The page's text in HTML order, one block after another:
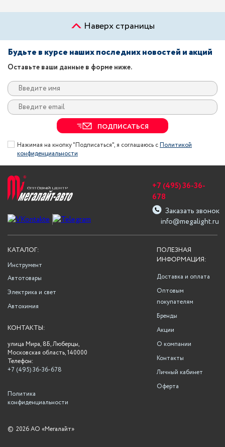
Наверх страницы
Будьте в курсе наших последних новостей и акций
Оставьте ваши данные в форме ниже.
ПОДПИСАТЬСЯ
Нажимая на кнопку "Подписаться", я соглашаюсь сПолитикой
конфиденциальности
info@megalight.ru
+7 (495) 36-36-
678
Заказать звонок
ПОЛЕЗНАЯ
ИНФОРМАЦИЯ:
Доставка и оплата
Оптовым
покупателям
Бренды
Акции
О компании
Контакты
Личный кабинет
Оферта
КАТАЛОГ:
Инструмент
Автотовары
Электрика и свет
Автохимия
КОНТАКТЫ:
улица Мира, 8Б, Люберцы,
Московская область, 140000
Телефон:
+7 (495) 36-36-678
Политика
конфиденциальности
© 2026 АО «Мегалайт»